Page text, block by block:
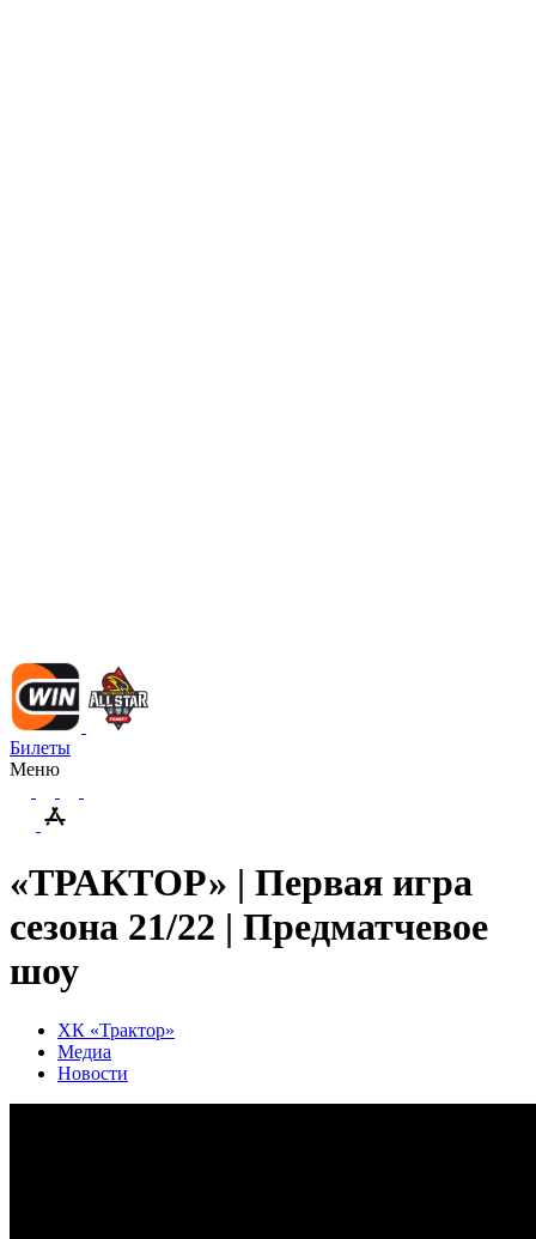
Билеты
Меню
«ТРАКТОР» | Первая игра
сезона 21/22 | Предматчевое
шоу
ХК «Трактор»
Медиа
Новости